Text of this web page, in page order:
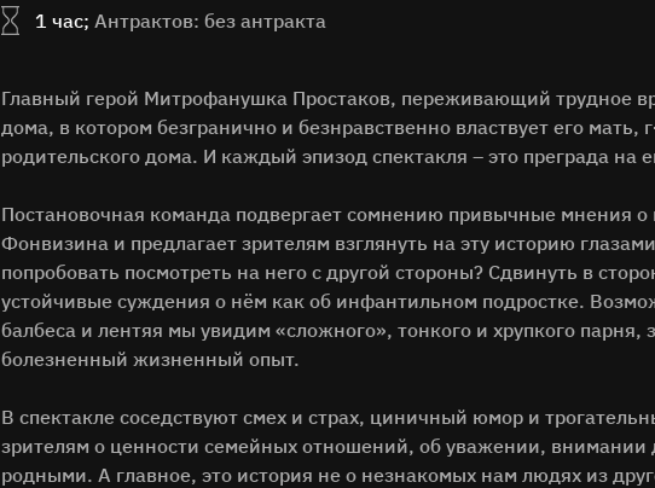
1 час; Антрактов: без антракта
Главный герой Митрофанушка Простаков, переживающий трудное
дома, в котором безгранично и безнравственно властвует его мать,
родительского дома. И каждый эпизод спектакля – это преграда на
Постановочная команда подвергает сомнению привычные мнения о
Фонвизина и предлагает зрителям взглянуть на эту историю
попробовать посмотреть на него с другой стороны? Сдвинуть в
устойчивые суждения о нём как об инфантильном подростке.
балбеса и лентяя мы увидим «сложного», тонкого и хрупкого парня,
болезненный жизненный опыт.
В спектакле соседствуют смех и страх, циничный юмор и
зрителям о ценности семейных отношений, об уважении, внимании
родными. А главное, это история не о незнакомых нам людях из